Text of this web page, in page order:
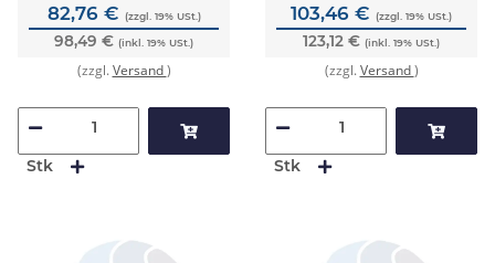
82,76 € (zzgl. 19% USt.)
98,49 € (inkl. 19% USt.)
(zzgl.Versand)
Stk
103,46 € (zzgl. 19% USt.)
123,12 € (inkl. 19% USt.)
(zzgl.Versand)
Stk